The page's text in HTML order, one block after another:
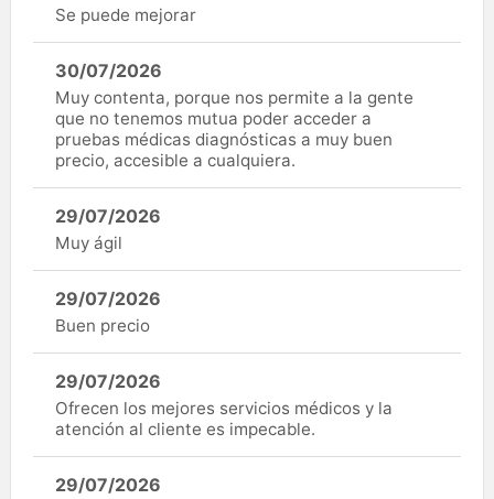
Se puede mejorar
30/07/2026
Muy contenta, porque nos permite a la gente
que no tenemos mutua poder acceder a
pruebas médicas diagnósticas a muy buen
precio, accesible a cualquiera.
29/07/2026
Muy ágil
29/07/2026
Buen precio
29/07/2026
Ofrecen los mejores servicios médicos y la
atención al cliente es impecable.
29/07/2026